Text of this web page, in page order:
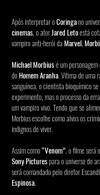
Após interpretar o Coringa no
cinemas, o ator Jared Leto está
vampiro anti-herói da Marvel,
Michael Morbius é um
do Homem Aranha. Vitima de uma
sanguínea, o cientista bioquímico
experimento, mas o processo da
um vampiro vivo. Tendo que se
Morbius escolhe como alvos os
indignos de viver.
Assim como “Venom”, o filme será
Sony Pictures para o universo do
será comandado pelo diretor
Espinosa.